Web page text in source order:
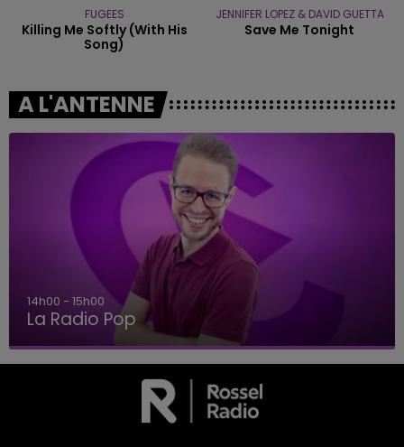
FUGEES
Killing Me Softly (with His
Song)
JENNIFER LOPEZ & DAVID GUETTA
Save Me Tonight
A L'ANTENNE
14h00 - 15h00
La Radio Pop